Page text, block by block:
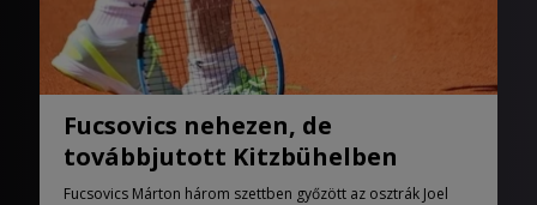
Fucsovics nehezen, de
továbbjutott Kitzbühelben
Fucsovics Márton három szettben győzött az osztrák Joel